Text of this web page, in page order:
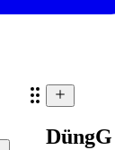
DüngG